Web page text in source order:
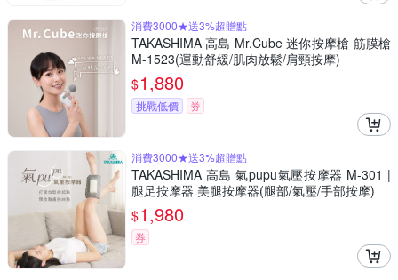
消費3000★送3%超贈點
TAKASHIMA 高島 Mr.Cube 迷你按摩槍 筋膜槍
M-1523(運動舒緩/肌肉放鬆/肩頸按摩)
$1,880
挑戰低價 券
消費3000★送3%超贈點
TAKASHIMA 高島 氣pupu氣壓按摩器 M-301 |
腿足按摩器 美腿按摩器(腿部/氣壓/手部按摩)
$1,980
券